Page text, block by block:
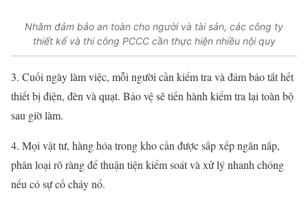
Nhằm đảm bảo an toàn cho người và tài sản, các công ty
thiết kế và thi công PCCC cần thực hiện nhiều nội quy
3. Cuối ngày làm việc, mỗi người cần kiểm tra và đảm bảo tắt hết
thiết bị điện, đèn và quạt. Bảo vệ sẽ tiến hành kiểm tra lại toàn bộ
sau giờ làm.
4. Mọi vật tư, hàng hóa trong kho cần được sắp xếp ngăn nắp,
phân loại rõ ràng để thuận tiện kiểm soát và xử lý nhanh chóng
nếu có sự cố cháy nổ.